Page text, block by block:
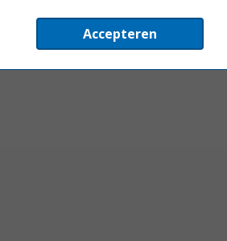
Accepteren